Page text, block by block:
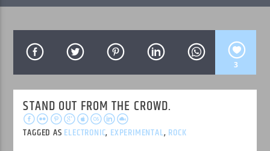
"OH YEAH" BY LOW CUT CONNIE
WPRK
3
STAND OUT FROM THE CROWD.
TAGGED AS ELECTRONIC, EXPERIMENTAL, ROCK